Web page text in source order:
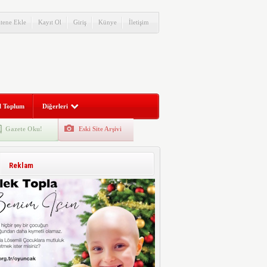
Ekle Kayıt Ol Giriş Künye İletişim
Toplum Diğerleri
Gazete Oku! Eski Site Arşivi
Reklam